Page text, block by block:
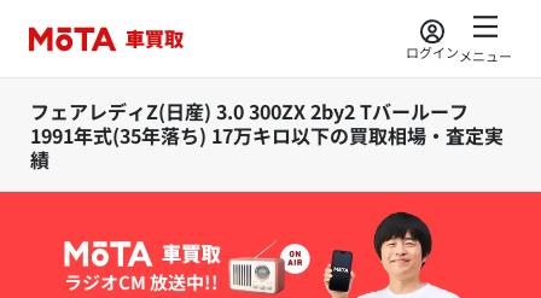
ログインメニュー
フェアレディZ(日産) 3.0 300ZX 2by2 Tバールーフ
1991年式(35年落ち) 17万キロ以下の買取相場・査定実
績
ラジオCM 放送中!!